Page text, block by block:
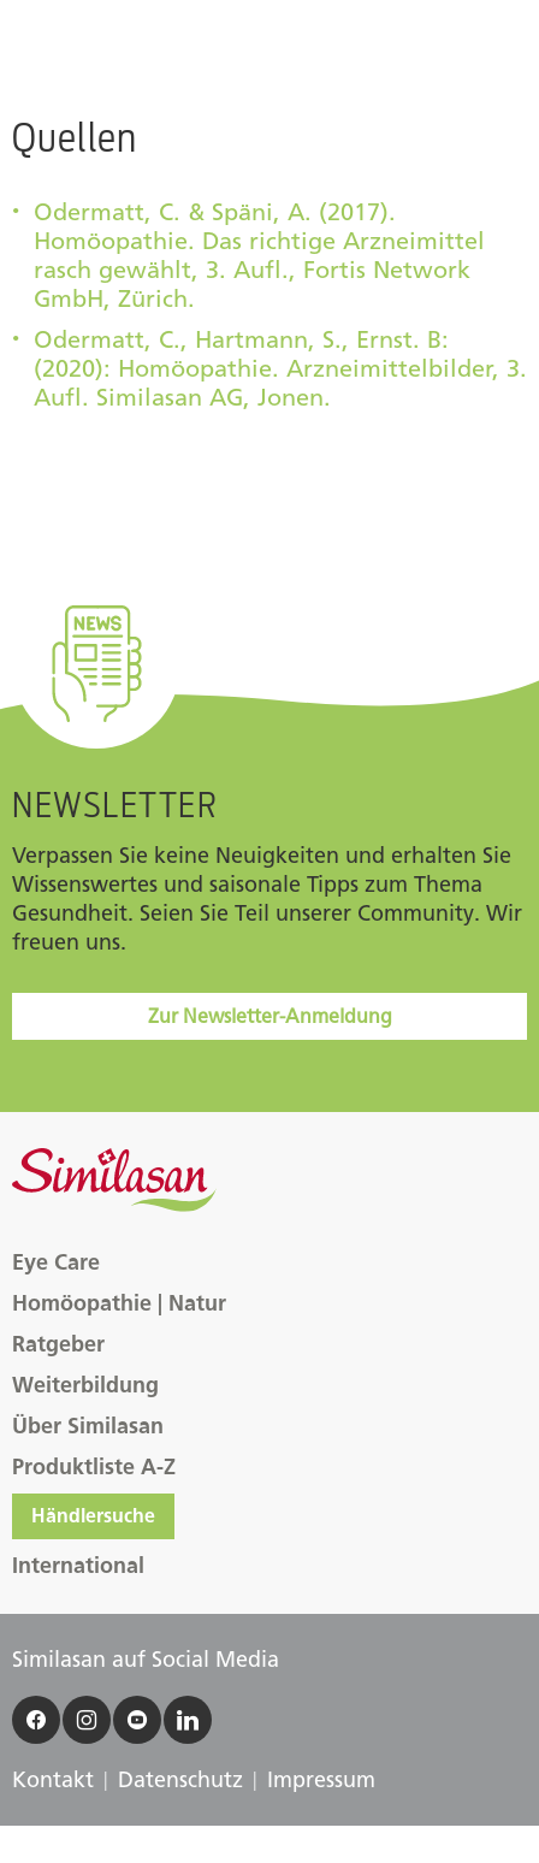
Quellen
Odermatt, C. & Späni, A. (2017).
Homöopathie. Das richtige Arzneimittel
rasch gewählt, 3. Aufl., Fortis Network
GmbH, Zürich.
Odermatt, C., Hartmann, S., Ernst. B:
(2020): Homöopathie. Arzneimittelbilder, 3.
Aufl. Similasan AG, Jonen.
NEWSLETTER
Verpassen Sie keine Neuigkeiten und erhalten Sie
Wissenswertes und saisonale Tipps zum Thema
Gesundheit. Seien Sie Teil unserer Community. Wir
freuen uns.
Zur Newsletter-Anmeldung
Eye Care
Homöopathie | Natur
Ratgeber
Weiterbildung
Über Similasan
Produktliste A-Z
Händlersuche
International
Similasan auf Social Media
Kontakt Datenschutz Impressum